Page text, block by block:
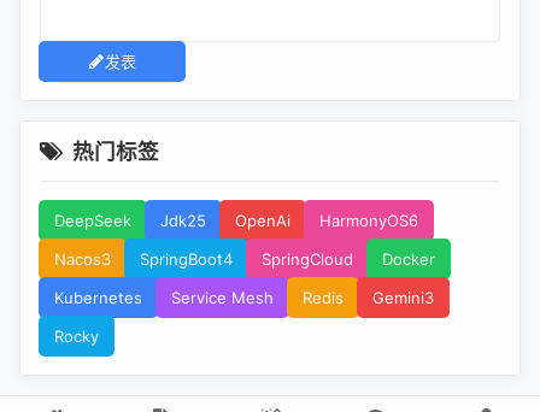
发表
热门标签
DeepSeek Jdk25 OpenAi
HarmonyOS6
Nacos3
SpringBoot4 SpringCloud
Docker
Kubernetes
Service Mesh Redis
Gemini3
Rocky